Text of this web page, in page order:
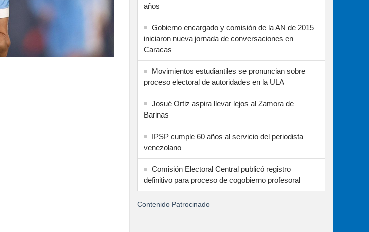
años
Gobierno encargado y comisión de la AN de 2015
iniciaron nueva jornada de conversaciones en
Caracas
Movimientos estudiantiles se pronuncian sobre
proceso electoral de autoridades en la ULA
Josué Ortiz aspira llevar lejos al Zamora de
Barinas
IPSP cumple 60 años al servicio del periodista
venezolano
Comisión Electoral Central publicó registro
definitivo para proceso de cogobierno profesoral
Contenido Patrocinado